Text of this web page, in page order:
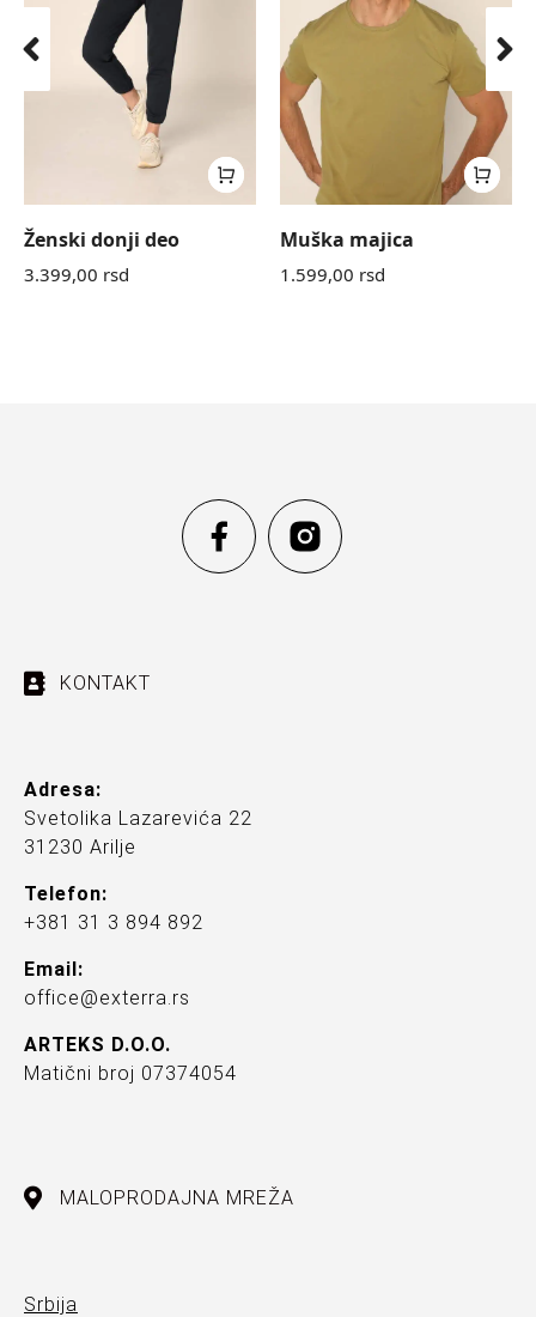
Ženski donji deo
3.399,00 rsd
Muška majica
1.599,00 rsd
KONTAKT
Adresa:
Svetolika Lazarevića 22
31230 Arilje
Telefon:
+381 31 3 894 892
Email:
office@exterra.rs
ARTEKS D.O.O.
Matični broj 07374054
MALOPRODAJNA MREŽA
Srbija